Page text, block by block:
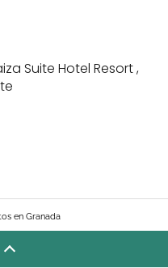
Suite Hotel Resort ,
en Granada